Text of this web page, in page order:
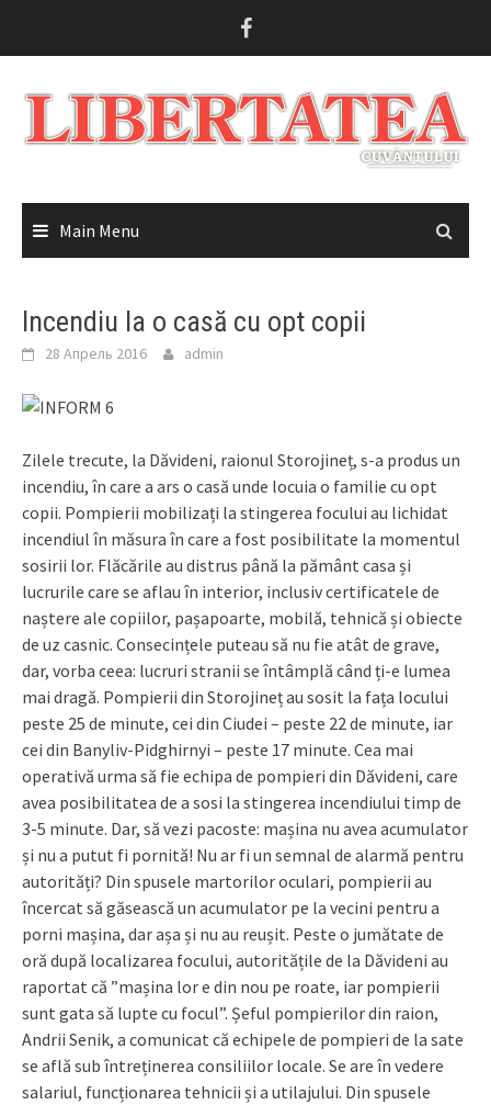
Main Menu
Incendiu la o casă cu opt copii
28 Апрель 2016 admin
Zilele trecute, la Dăvideni, raionul Storojineț, s-a produs un
incendiu, în care a ars o casă unde locuia o familie cu opt
copii. Pompierii mobilizați la stingerea focului au lichidat
incendiul în măsura în care a fost posibilitate la momentul
sosirii lor. Flăcările au distrus până la pământ casa și
lucrurile care se aflau în interior, inclusiv certificatele de
naștere ale copiilor, pașapoarte, mobilă, tehnică și obiecte
de uz casnic. Consecințele puteau să nu fie atât de grave,
dar, vorba ceea: lucruri stranii se întâmplă când ți-e lumea
mai dragă. Pompierii din Storojineț au sosit la fața locului
peste 25 de minute, cei din Ciudei – peste 22 de minute, iar
cei din Banyliv-Pidghirnyi – peste 17 mi­nute. Cea mai
operativă urma să fie echipa de pompieri din Dă­videni, care
avea posibilitatea de a sosi la stingerea incendiului timp de
3-5 minute. Dar, să vezi pacoste: mașina nu avea acumu­lator
și nu a putut fi pornită! Nu ar fi un semnal de alarmă pentru
au­torități? Din spusele martorilor oculari, pompierii au
încercat să găsească un acumulator pe la vecini pentru a
porni mașina, dar așa și nu au reușit. Peste o jumătate de
oră după localizarea focului, autoritățile de la Dăvideni au
raportat că ”mașina lor e din nou pe roate, iar pompierii
sunt gata să lupte cu focul”. Șeful pompierilor din raion,
Andrii Senik, a comunicat că echipele de pompieri de la sate
se află sub întreținerea consiliilor locale. Se are în vedere
salariul, funcțio­narea tehnicii și a utilajului. Din spusele